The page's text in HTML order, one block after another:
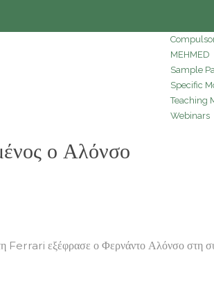
MEHMED
Sample
Specific
Teaching
Webinars
ο Αλόνσο
εξέφρασε ο Φερνάντο Αλόνσο στη